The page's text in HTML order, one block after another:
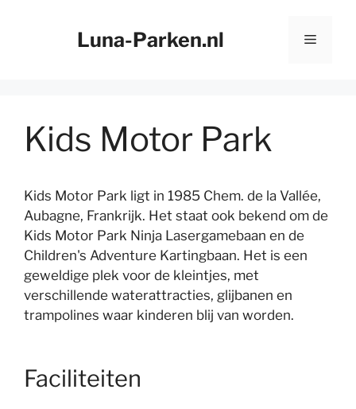
Luna-Parken.nl Menu
Kids Motor Park
Kids Motor Park ligt in 1985 Chem. de la Vallée,
Aubagne, Frankrijk. Het staat ook bekend om de
Kids Motor Park Ninja Lasergamebaan en de
Children's Adventure Kartingbaan. Het is een
geweldige plek voor de kleintjes, met
verschillende waterattracties, glijbanen en
trampolines waar kinderen blij van worden.
Faciliteiten